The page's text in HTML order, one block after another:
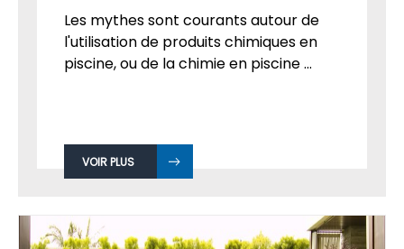
Les mythes sont courants autour de
l'utilisation de produits chimiques en
piscine, ou de la chimie en piscine ...
VOIR PLUS